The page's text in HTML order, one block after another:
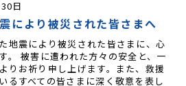
日
により被災された皆さまへ
地震により被災された皆さまに、心
。 被害に遭われた方々の安全と、一
りお祈り申し上げます。また、救援
るすべての皆さまに深く敬意を表し